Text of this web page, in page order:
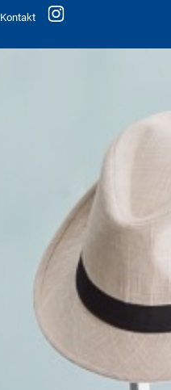
Kontakt